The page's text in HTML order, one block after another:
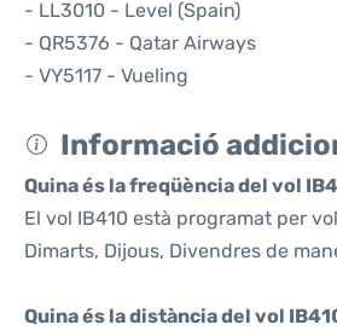
- LL3010 - Level (Spain)
- QR5376 - Qatar Airways
- VY5117 - Vueling
Informació
Quina és la freqüència del vol
El vol IB410 està programat per
Dimarts, Dijous, Divendres de
Quina és la distància del vol